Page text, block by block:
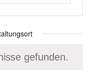
gefunden.